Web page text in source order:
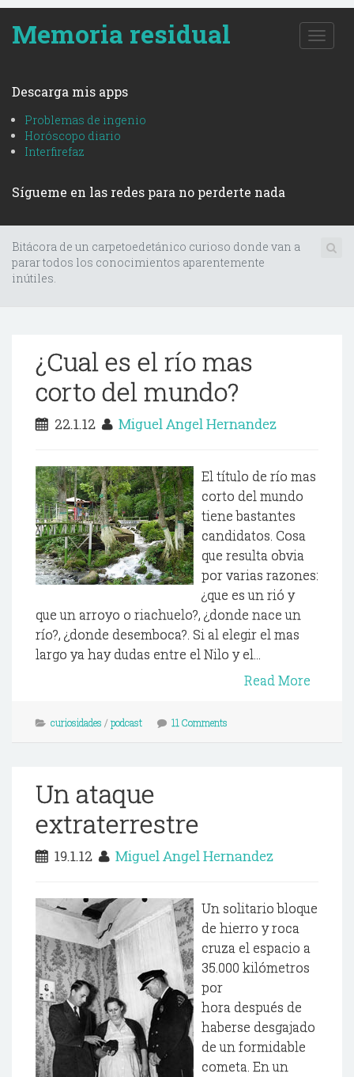
Memoria residual
T
o
t
Descarga mis apps
Problemas de ingenio
Horóscopo diario
Interfirefaz
Sígueme en las redes para no perderte nada
Bitácora de un carpetoedetánico curioso donde van a
parar todos los conocimientos aparentemente
inútiles.
¿Cual es el río mas
corto del mundo?
22.1.12 Miguel Angel Hernandez
El título de río mas
corto del mundo
tiene bastantes
candidatos. Cosa
que resulta obvia
por varias razones:
¿que es un rió y
que un arroyo o riachuelo?, ¿donde nace un
río?, ¿donde desemboca?. Si al elegir el mas
largo ya hay dudas entre el Nilo y el...
Read More
curiosidades / podcast 11 Comments
Un ataque
extraterrestre
19.1.12 Miguel Angel Hernandez
Un solitario bloque
de hierro y roca
cruza el espacio a
35.000 kilómetros
por
hora después de
haberse desgajado
de un formidable
cometa. En un